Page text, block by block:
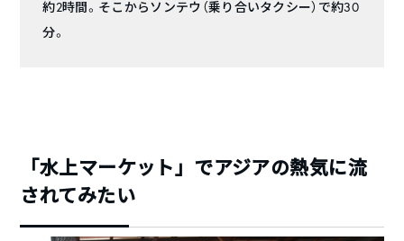
約2時間。そこからソンテウ（乗り合いタクシー）で約30
分。
「水上マーケット」でアジアの熱気に流
されてみたい